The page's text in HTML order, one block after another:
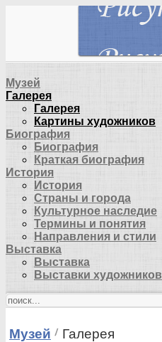
Музей
Галерея
Галерея
Картины художников
Биография
Биография
Краткая биография
История
История
Страны и города
Культурное наследие
Термины и понятия
Направления и стили
Выставка
Выставка
Выставки художников
Музей Галерея